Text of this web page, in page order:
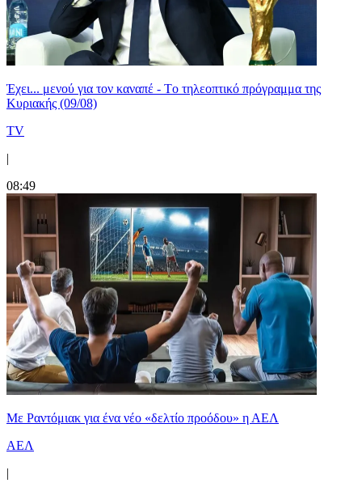
Έχει... μενού για τον καναπέ - Tο τηλεοπτικό πρόγραμμα της
Κυριακής (09/08)
TV
|
08:49
Με Ραντόμιακ για ένα νέο «δελτίο προόδου» η ΑΕΛ
ΑΕΛ
|